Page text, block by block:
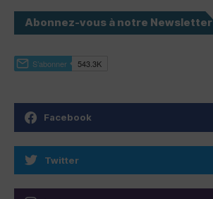
Abonnez-vous à notre Newsletter
Facebook
Twitter